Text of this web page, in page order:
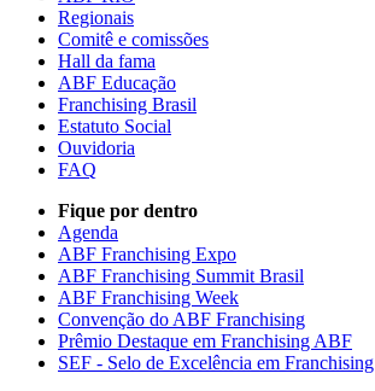
Regionais
Comitê e comissões
Hall da fama
ABF Educação
Franchising Brasil
Estatuto Social
Ouvidoria
FAQ
Fique por dentro
Agenda
ABF Franchising Expo
ABF Franchising Summit Brasil
ABF Franchising Week
Convenção do ABF Franchising
Prêmio Destaque em Franchising ABF
SEF - Selo de Excelência em Franchising